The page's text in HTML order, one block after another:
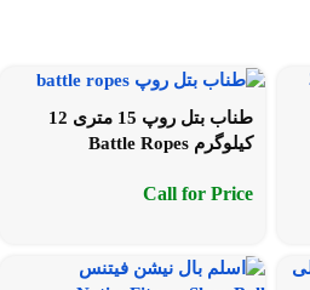
طناب بتل روپ 15 متری 12
کیلوگرم Battle Ropes
Call for Price